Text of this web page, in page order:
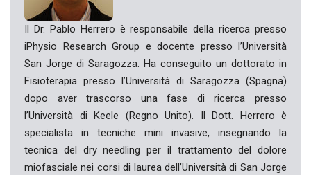
Il Dr. Pablo Herrero è responsabile della ricerca presso
iPhysio Research Group e docente presso l’Università
San Jorge di Saragozza. Ha conseguito un dottorato in
Fisioterapia presso l’Università di Saragozza (Spagna)
dopo aver trascorso una fase di ricerca presso
l’Università di Keele (Regno Unito). Il Dott. Herrero è
specialista in tecniche mini invasive, insegnando la
tecnica del dry needling per il trattamento del dolore
miofasciale nei corsi di laurea dell’Università di San Jorge